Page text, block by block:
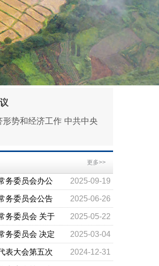
势和经济工作 中共中央
更多>>
案的审查报告
工作专题询问
务委员会办公
“三公”经费预
2025-09-19
务委员会公告 2025-06-26
务委员会 关于
招投标 标后管
2025-05-22
务委员会 决定 2025-03-04
表大会第五次
于议案 审查意
2024-12-31
表大会第五次 2024-12-31